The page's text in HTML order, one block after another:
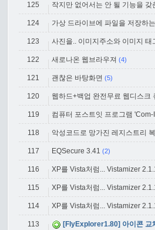
125 작지만 없어서는 안 될 기능을
124 가상 드라이브에 파일을 저장하
123 사진을.. 이미지주소와 이미지 태
122 새로나온 웹브라우져 (4)
121 괜찮은 바탕화면 (5)
120 웹하드+백업 완전무료 웹디스크
119 컴퓨터 포스트잇 프로그램
118 악성코드로 망가진 레지스트리
117 EQSecure 3.41 (2)
116 XP를 Vista처럼... Vistamizer
115 XP를 Vista처럼... Vistamizer
114 XP를 Vista처럼... Vistamizer
113 [FlyExplorer1.80] 아이콘 교